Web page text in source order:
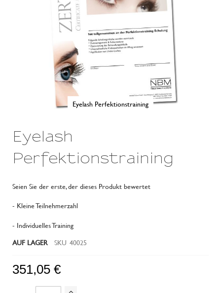
Eyelash Perfektionstraining
der
Bildergalerie
springen
Eyelash
Perfektionstraining
Seien Sie der erste, der dieses Produkt bewertet
- Kleine Teilnehmerzahl
- Individuelles Training
AUF LAGER
SKU 40025
351,05 €